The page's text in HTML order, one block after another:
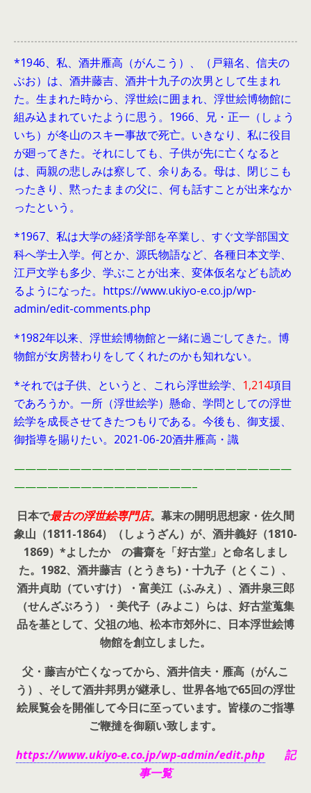
*1946、 私、酒井雁高（がんこう）、（戸籍名、信夫の
ぶお）は、酒井藤吉、酒井十九子の次男として生まれ
た。生まれた時から、浮世絵に囲まれ、浮世絵博物館に
組み込まれていたように思う。1966、兄・正一（しょう
いち）が冬山のスキー事故で死亡。いきなり、私に役目
が廻ってきた。それにしても、子供が先に亡くなると
は、両親の悲しみは察して、余りある。母は、閉じこも
ったきり、黙ったままの父に、何も話すことが出来なか
ったという。
*1967、私は大学の経済学部を卒業し、すぐ文学部国文
科へ学士入学。何とか、源氏物語など、各種日本文学、
江戸文学も多少、学ぶことが出来、変体仮名なども読め
るようになった。https://www.ukiyo-e.co.jp/wp-
admin/edit-comments.php
*1982年以来、浮世絵博物館と一緒に過ごしてきた。博
物館が女房替わりをしてくれたのかも知れない。
*それでは子供、というと、これら浮世絵学、 1,214項目
であろうか。一所（浮世絵学）懸命、学問としての浮世
絵学を成長させてきたつもりである。今後も、御支援、
御指導を賜りたい。2021-06-20酒井雁高・識
—————————————————————————
————————————————–
日本で最古の浮世絵専門店。幕末の開明思想家・ 佐久間
象山（1811-1864）（しょうざん）が、酒井義好（1810-
1869）*よしたか の書齋を「好古堂」と命名しまし
た。 1982、酒井藤吉（とうきち)・十九子（とくこ）、
酒井貞助（ていすけ）・富美江（ふみえ）、酒井泉三郎
（せんざぶろう）・美代子（みよこ）らは、好古堂蒐集
品を基として、父祖の地、松本市郊外に、日本浮世絵博
物館を創立しました。
父・藤吉が亡くなってから、酒井信夫・雁高（がんこ
う）、そして酒井邦男が継承し、世界各地で65回の浮世
絵展覧会を開催して今日に至っています。皆様のご指導
ご鞭撻を御願い致します。
https://www.ukiyo-e.co.jp/wp-admin/edit.php 記
事一覧